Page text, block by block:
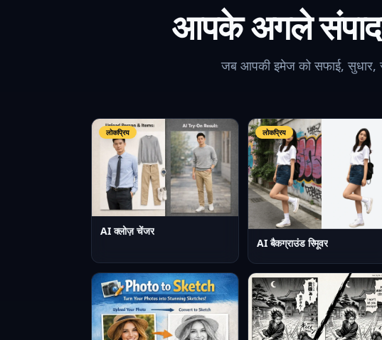
आपके अगले
जब आपकी इमेज को सफाई, सुधार,
लोकप्रिय
AI क्लोज़ चेंजर
लोकप्रिय
AI बैकग्राउंड रिमूवर